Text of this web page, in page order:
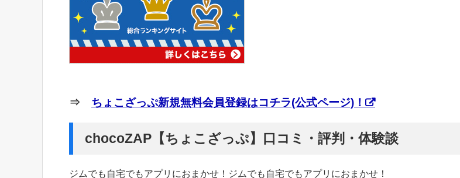
⇒ ちょこざっぷ新規無料会員登録はコチラ(公式ページ)！
chocoZAP【ちょこざっぷ】口コミ・評判・体験談
ジムでも自宅でもアプリにおまかせ！ジムでも自宅でもアプリにおまかせ！